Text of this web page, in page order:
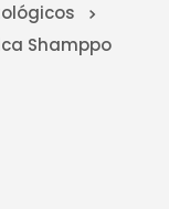
Shamppo